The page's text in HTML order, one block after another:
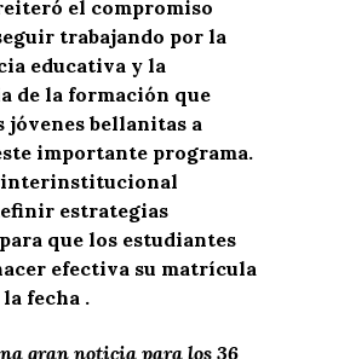
el compromiso
trabajando por la
educativa y la
de la formación que
jóvenes bellanitas a
importante programa.
interinstitucional
estrategias
que los estudiantes
efectiva su matrícula
fecha .
gran noticia para los 36